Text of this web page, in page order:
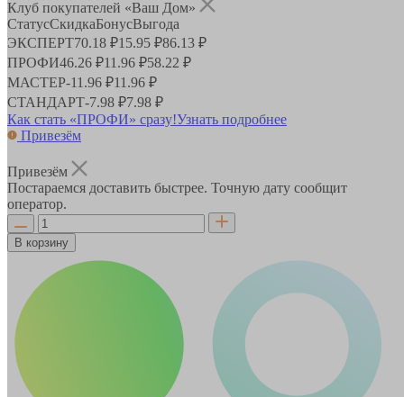
Клуб покупателей «Ваш Дом»
СтатусСкидкаБонусВыгода
ЭКСПЕРТ70.18 ₽15.95 ₽86.13 ₽
ПРОФИ46.26 ₽11.96 ₽58.22 ₽
МАСТЕР-11.96 ₽11.96 ₽
СТАНДАРТ-7.98 ₽7.98 ₽
Как стать «ПРОФИ» сразу!Узнать подробнее
Привезём
Привезём
Постараемся доставить быстрее. Точную дату сообщит
оператор.
В корзину